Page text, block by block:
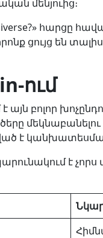
մենյուից։
հարցը
ցույց են
ում
բոլոր
է
է չորս